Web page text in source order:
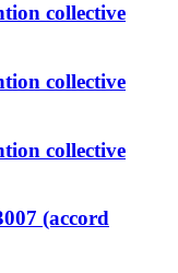
collective
collective
collective
(accord